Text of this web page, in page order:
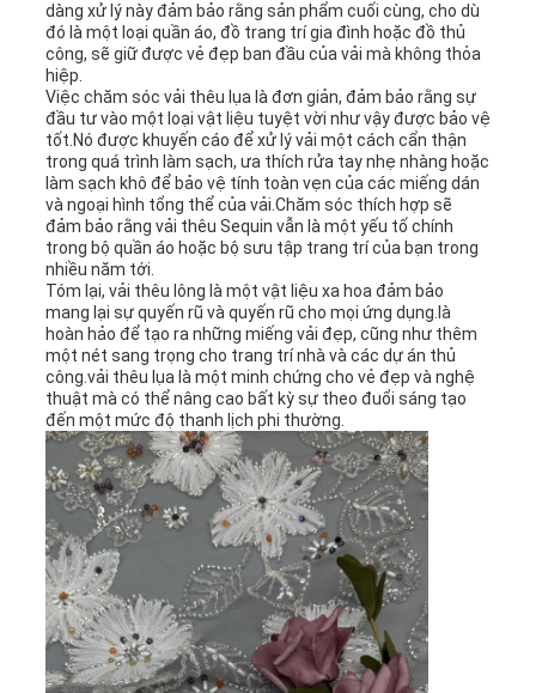
dàng xử lý này đảm bảo rằng sản phẩm cuối cùng, cho dù
đó là một loại quần áo, đồ trang trí gia đình hoặc đồ thủ
công, sẽ giữ được vẻ đẹp ban đầu của vải mà không thỏa
hiệp.
Việc chăm sóc vải thêu lụa là đơn giản, đảm bảo rằng sự
đầu tư vào một loại vật liệu tuyệt vời như vậy được bảo vệ
tốt.Nó được khuyến cáo để xử lý vải một cách cẩn thận
trong quá trình làm sạch, ưa thích rửa tay nhẹ nhàng hoặc
làm sạch khô để bảo vệ tính toàn vẹn của các miếng dán
và ngoại hình tổng thể của vải.Chăm sóc thích hợp sẽ
đảm bảo rằng vải thêu Sequin vẫn là một yếu tố chính
trong bộ quần áo hoặc bộ sưu tập trang trí của bạn trong
nhiều năm tới.
Tóm lại, vải thêu lông là một vật liệu xa hoa đảm bảo
mang lại sự quyến rũ và quyến rũ cho mọi ứng dụng.là
hoàn hảo để tạo ra những miếng vải đẹp, cũng như thêm
một nét sang trọng cho trang trí nhà và các dự án thủ
công.vải thêu lụa là một minh chứng cho vẻ đẹp và nghệ
thuật mà có thể nâng cao bất kỳ sự theo đuổi sáng tạo
đến một mức độ thanh lịch phi thường.